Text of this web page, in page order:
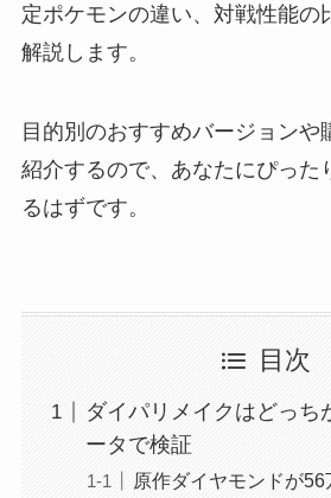
定ポケモンの違い、対戦性能の
解説します。
目的別のおすすめバージョンや
紹介するので、あなたにぴった
るはずです。
目次
ダイパリメイクはどっち
ータで検証
原作ダイヤモンドが